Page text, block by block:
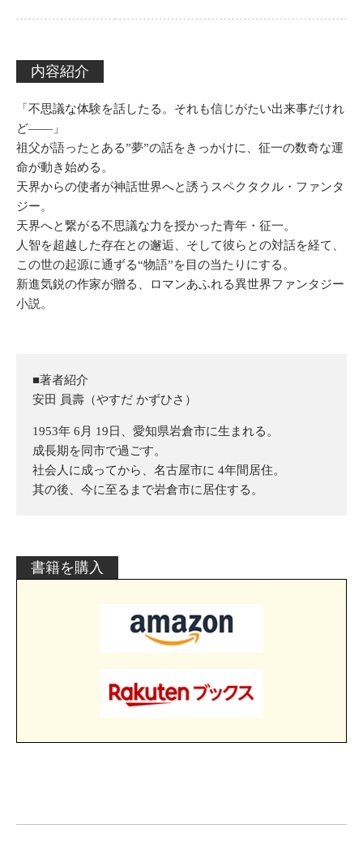
内容紹介
「不思議な体験を話したる。それも信じがたい出来事だけれ
ど――」
祖父が語ったとある”夢”の話をきっかけに、征一の数奇な運
命が動き始める。
天界からの使者が神話世界へと誘うスペクタクル・ファンタ
ジー。
天界へと繋がる不思議な力を授かった青年・征一。
人智を超越した存在との邂逅、そして彼らとの対話を経て、
この世の起源に通ずる“物語”を目の当たりにする。
新進気鋭の作家が贈る、ロマンあふれる異世界ファンタジー
小説。
■著者紹介
安田 員壽（やすだ かずひさ）
1953年 6月 19日、愛知県岩倉市に生まれる。
成長期を同市で過ごす。
社会人に成ってから、名古屋市に 4年間居住。
其の後、今に至るまで岩倉市に居住する。
書籍を購入